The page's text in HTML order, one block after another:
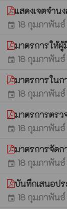
แสดงเจตจำน
event 18 กุมภาพัน
มาตรการให้ผู้
event 18 กุมภาพัน
มาตรการในก
event 18 กุมภาพัน
มาตรการตร
event 18 กุมภาพัน
มาตรการจัดก
event 18 กุมภาพัน
บันทึกเสนอป
event 18 กุมภาพัน